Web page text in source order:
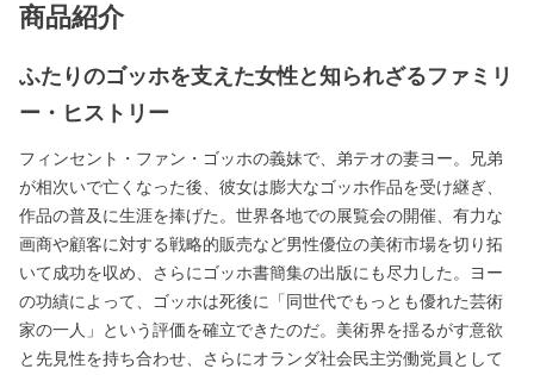
商品紹介
ふたりのゴッホを支えた女性と知られざるファミリ
ー・ヒストリー
フィンセント・ファン・ゴッホの義妹で、弟テオの妻ヨー。兄弟
が相次いで亡くなった後、彼女は膨大なゴッホ作品を受け継ぎ、
作品の普及に生涯を捧げた。世界各地での展覧会の開催、有力な
画商や顧客に対する戦略的販売など男性優位の美術市場を切り拓
いて成功を収め、さらにゴッホ書簡集の出版にも尽力した。ヨー
の功績によって、ゴッホは死後に「同世代でもっとも優れた芸術
家の一人」という評価を確立できたのだ。美術界を揺るがす意欲
と先見性を持ち合わせ、さらにオランダ社会民主労働党員として